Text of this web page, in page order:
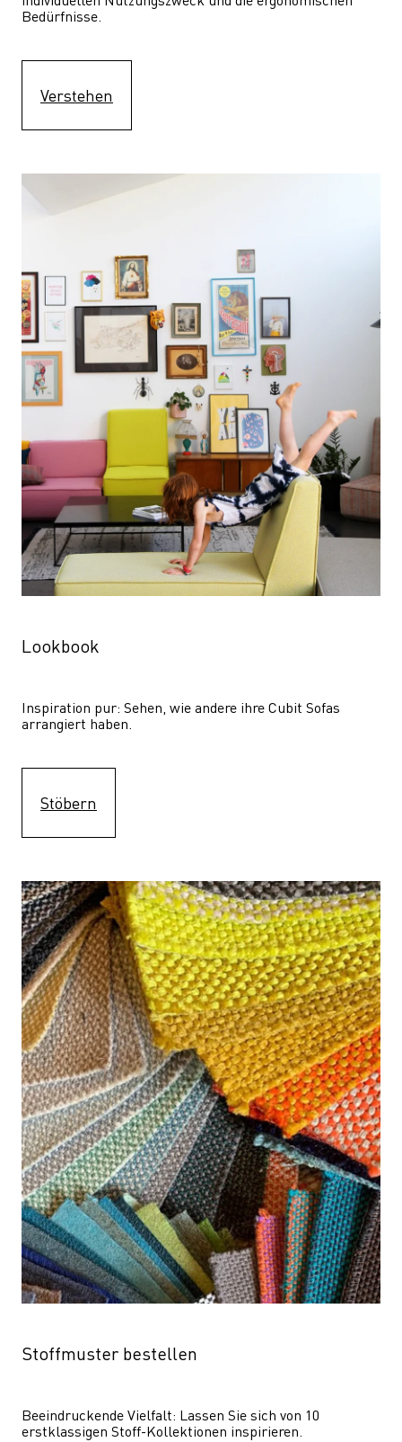
Bedürfnisse.
Verstehen
Lookbook
Inspiration pur: Sehen, wie andere ihre Cubit Sofas
arrangiert haben.
Stöbern
Stoffmuster bestellen
Beeindruckende Vielfalt: Lassen Sie sich von 10
erstklassigen Stoff-Kollektionen inspirieren.